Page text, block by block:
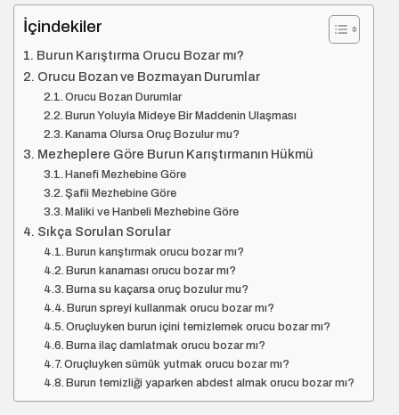
İçindekiler
Burun Karıştırma Orucu Bozar mı?
Orucu Bozan ve Bozmayan Durumlar
Orucu Bozan Durumlar
Burun Yoluyla Mideye Bir Maddenin Ulaşması
Kanama Olursa Oruç Bozulur mu?
Mezheplere Göre Burun Karıştırmanın Hükmü
Hanefi Mezhebine Göre
Şafii Mezhebine Göre
Maliki ve Hanbeli Mezhebine Göre
Sıkça Sorulan Sorular
Burun karıştırmak orucu bozar mı?
Burun kanaması orucu bozar mı?
Burna su kaçarsa oruç bozulur mu?
Burun spreyi kullanmak orucu bozar mı?
Oruçluyken burun içini temizlemek orucu bozar mı?
Burna ilaç damlatmak orucu bozar mı?
Oruçluyken sümük yutmak orucu bozar mı?
Burun temizliği yaparken abdest almak orucu bozar mı?